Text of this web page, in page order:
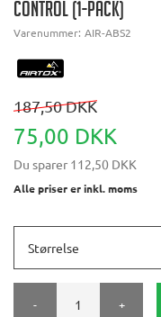
CONTROL (1-PACK)
Varenummer: AIR-ABS2
187,50 DKK
75,00 DKK
Du sparer 112,50 DKK
Alle priser er inkl. moms
Størrelse
- +